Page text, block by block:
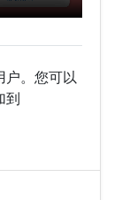
户。您可以
到